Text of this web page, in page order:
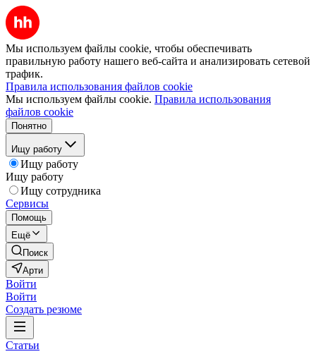
Мы используем файлы cookie, чтобы обеспечивать
правильную работу нашего веб-сайта и анализировать сетевой
трафик.
Правила использования файлов cookie
Мы используем файлы cookie. Правила использования
файлов cookie
Понятно
Ищу работу
Ищу работу
Ищу работу
Ищу сотрудника
Сервисы
Помощь
Ещё
Поиск
Арти
Войти
Войти
Создать резюме
Статьи